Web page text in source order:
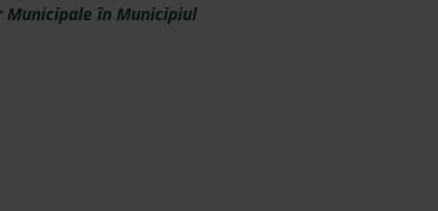
în Municipiul